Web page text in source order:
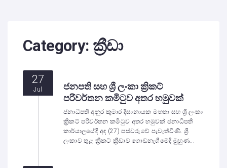
Category: ක්‍රීඩා
27
Jul
ජනපති සහ ශ්‍රී ලංකා ක්‍රිකට්
පරිවර්තන කමිටුව අතර හමුවක්
ජනාධිපති අනුර කුමාර දිසානායක මහතා සහ ශ්‍රී ලංකා
ක්‍රිකට් පරිවර්තන කමිටුව අතර හමුවක් ජනාධිපති
කාර්යාලයේදී අද (27) පස්වරුවේ පැවැත්විණි. ශ්‍රී
ලංකාව තුළ ක්‍රිකට් ක්‍රීඩාව ගොඩනැගීමේදි මුහුණ...